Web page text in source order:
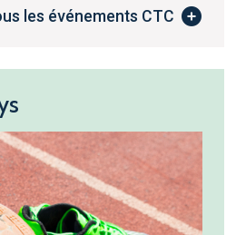
les événements CTC